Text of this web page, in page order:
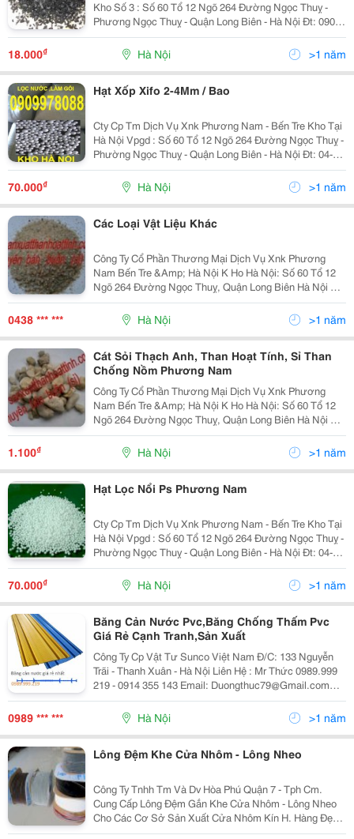
Kho Số 3 : Số 60 Tổ 12 Ngõ 264 Đường Ngọc Thuỵ -
Phương Ngọc Thuỵ - Quận Long Biên - Hà Nội Đt: 090
997 8088 - 04 .38716372 - Fax : 04 38716372 Email :
18.000₫ Hà Nội >1 năm
Hạt Xốp Xifo 2-4Mm / Bao
Cty Cp Tm Dịch Vụ Xnk Phương Nam - Bến Tre Kho Tại
Hà Nội Vpgd : Số 60 Tổ 12 Ngõ 264 Đường Ngọc Thuỵ -
Phường Ngọc Thuỵ - Quận Long Biên - Hà Nội Đt: 04-
38716372 - 090 997 8088 Cung Cấp Số Lượng Lớn
Nguyên Vật Liệu Lọc Nước Trong Đó Có Hạt
70.000₫ Hà Nội >1 năm
Các Loại Vật Liệu Khác
Công Ty Cổ Phần Thương Mại Dịch Vụ Xnk Phương
Nam Bến Tre &Amp; Hà Nội K Ho Hà Nội: Số 60 Tổ 12
Ngõ 264 Đường Ngọc Thuỵ, Quận Long Biên Hà Nội Đt:
04 38716372 -Mr Nam 090 321 4377 -Ms Hương 090
997 8088 Chuyên Bán Buôn Than Củi Trắng : Th
0438 *** *** Hà Nội >1 năm
Cát Sỏi Thạch Anh, Than Hoạt Tính, Sỉ Than
Chống Nồm Phương Nam
Công Ty Cổ Phần Thương Mại Dịch Vụ Xnk Phương
Nam Bến Tre &Amp; Hà Nội K Ho Hà Nội: Số 60 Tổ 12
Ngõ 264 Đường Ngọc Thuỵ, Quận Long Biên Hà Nội Đt:
04 38716372 -Mr Nam 090 321 4377 -Ms Hương 090
1.100₫ Hà Nội >1 năm
Hạt Lọc Nổi Ps Phương Nam
Cty Cp Tm Dịch Vụ Xnk Phương Nam - Bến Tre Kho Tại
Hà Nội Vpgd : Số 60 Tổ 12 Ngõ 264 Đường Ngọc Thuỵ -
Phường Ngọc Thuỵ - Quận Long Biên - Hà Nội Đt: 04-
38716372 - 090 997 8088 Cung Cấp Số Lượng Lớn
Nguyên Vật Liệu Lọc Nước Trong Đó Có Hạt
70.000₫ Hà Nội >1 năm
Băng Cản Nước Pvc,Băng Chống Thấm Pvc
Giá Rẻ Cạnh Tranh,Sản Xuất
Công Ty Cp Vật Tư Sunco Việt Nam Đ/C: 133 Nguyễn
Trãi - Thanh Xuân - Hà Nội Liên Hệ : Mr Thức 0989.999
219 - 0914 355 143 Email: Duongthuc79@Gmail.com
Băng Cản Nước Pvc Water Stop Mô Tả Pvc Water Stop
Băng Cản Nước Pvc Đàn Hồi Được Sản Xu
0989 *** *** Hà Nội >1 năm
Lông Đệm Khe Cửa Nhôm - Lông Nheo
Công Ty Tnhh Tm Và Dv Hòa Phú Quận 7 - Tph Cm.
Cung Cấp Lông Đệm Gắn Khe Cửa Nhôm - Lông Nheo
Cho Các Cơ Sở Sản Xuất Cửa Nhôm Kín H. Hàng Đẹp -
Chất Lượng. Kích Thước: Bản Từ 3Mm Đến15Mm